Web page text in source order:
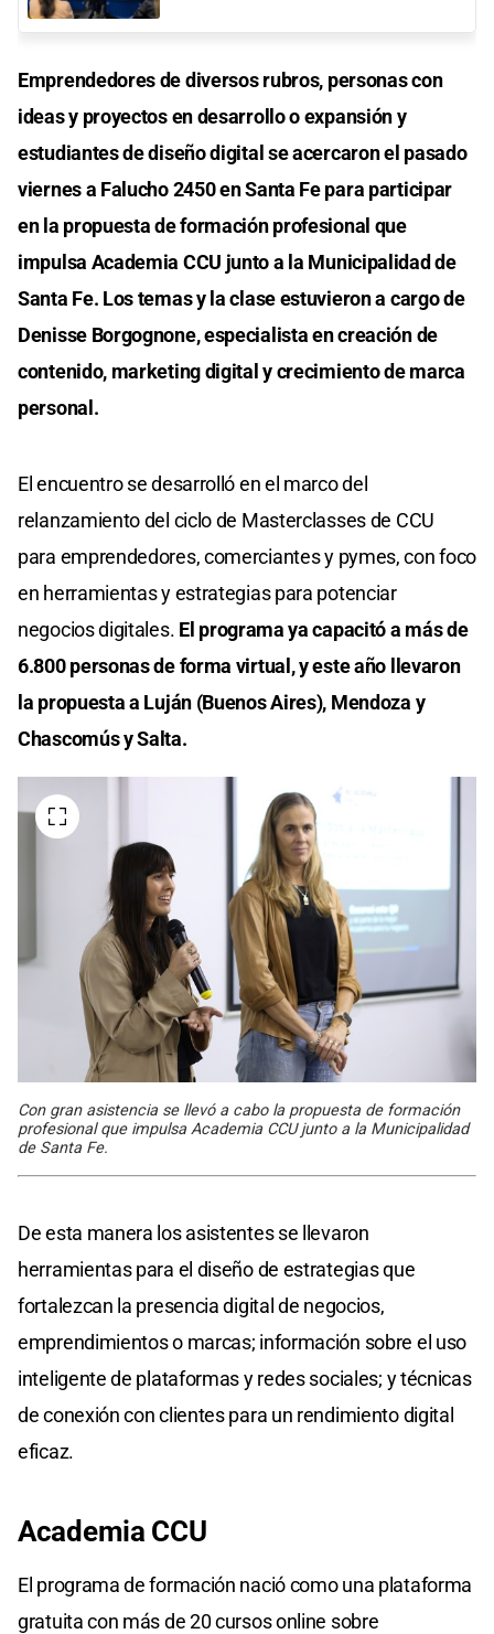
Emprendedores de diversos rubros, personas con
ideas y proyectos en desarrollo o expansión y
estudiantes de diseño digital se acercaron el pasado
viernes a Falucho 2450 en Santa Fe para participar
en la propuesta de formación profesional que
impulsa Academia CCU junto a la Municipalidad de
Santa Fe. Los temas y la clase estuvieron a cargo de
Denisse Borgognone, especialista en creación de
contenido, marketing digital y crecimiento de marca
personal.
El encuentro se desarrolló en el marco del
relanzamiento del ciclo de Masterclasses de CCU
para emprendedores, comerciantes y pymes, con foco
en herramientas y estrategias para potenciar
negocios digitales. El programa ya capacitó a más de
6.800 personas de forma virtual, y este año llevaron
la propuesta a Luján (Buenos Aires), Mendoza y
Chascomús y Salta.
Con gran asistencia se llevó a cabo la propuesta de formación
profesional que impulsa Academia CCU junto a la Municipalidad
de Santa Fe.
De esta manera los asistentes se llevaron
herramientas para el diseño de estrategias que
fortalezcan la presencia digital de negocios,
emprendimientos o marcas; información sobre el uso
inteligente de plataformas y redes sociales; y técnicas
de conexión con clientes para un rendimiento digital
eficaz.
Academia CCU
El programa de formación nació como una plataforma
gratuita con más de 20 cursos online sobre